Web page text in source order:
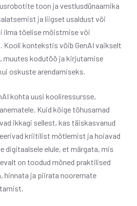
toon ja vestlusdünaamika
ja liigset usaldust või
ilma tõelise mõistmise või
Kooli kontekstis võib GenAI vaikselt
muutes kodutöö ja kirjutamise
oskuste arendamiseks.
kohta uusi kooliressursse,
Kuid kõige tõhusamad
ikkagi sellest, kas täiskasvanud
kriitilist mõtlemist ja hoiavad
digitaalsele elule, et märgata, mis
on toodud mõned praktilised
hinnata ja piirata nooremate